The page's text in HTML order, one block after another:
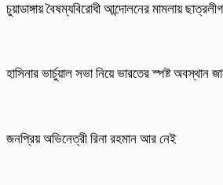
চুয়াডাঙ্গায় বৈষম্যবিরোধী আন্দোলনের মামলায়
হাসিনার ভার্চুয়াল সভা নিয়ে ভারতের স্পষ্ট অবস্থান
জনপ্রিয় অভিনেত্রী রিনা রহমান আর নেই